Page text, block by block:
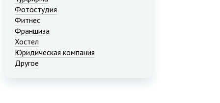
Фотостудия
Фитнес
Франшиза
Хостел
Юридическая компания
Другое